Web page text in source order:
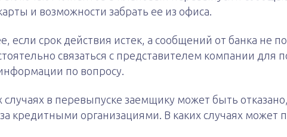
и возможности забрать ее из офиса.
если срок действия истек, а сообщений от банка не
связаться с представителем компании для
по вопросу.
случаях в перевыпуске заемщику может быть
кредитными организациями. В каких случаях может